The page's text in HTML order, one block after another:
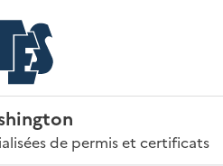
de permis et certificats